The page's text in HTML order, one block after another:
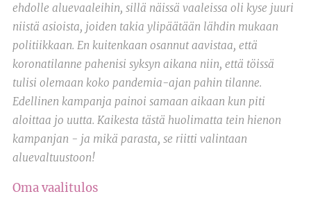
ehdolle aluevaaleihin, sillä näissä vaaleissa oli kyse juuri
niistä asioista, joiden takia ylipäätään lähdin mukaan
politiikkaan. En kuitenkaan osannut aavistaa, että
koronatilanne pahenisi syksyn aikana niin, että töissä
tulisi olemaan koko pandemia-ajan pahin tilanne.
Edellinen kampanja painoi samaan aikaan kun piti
aloittaa jo uutta. Kaikesta tästä huolimatta tein hienon
kampanjan - ja mikä parasta, se riitti valintaan
aluevaltuustoon!
Oma vaalitulos